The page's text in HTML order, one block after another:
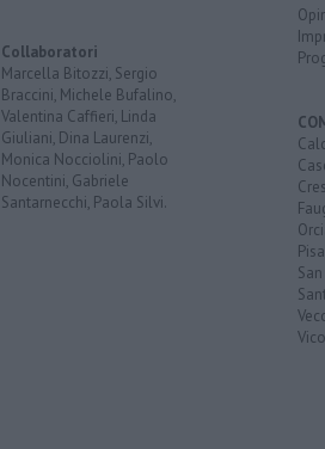
Collaboratori
Marcella Bitozzi, Sergio
Braccini, Michele Bufalino,
Valentina Caffieri, Linda
Giuliani, Dina Laurenzi,
Monica Nocciolini, Paolo
Nocentini, Gabriele
Santarnecchi, Paola Silvi.
Pisa